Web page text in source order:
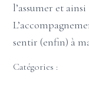
l’assumer et
sentir (enfin) à
Catégories :